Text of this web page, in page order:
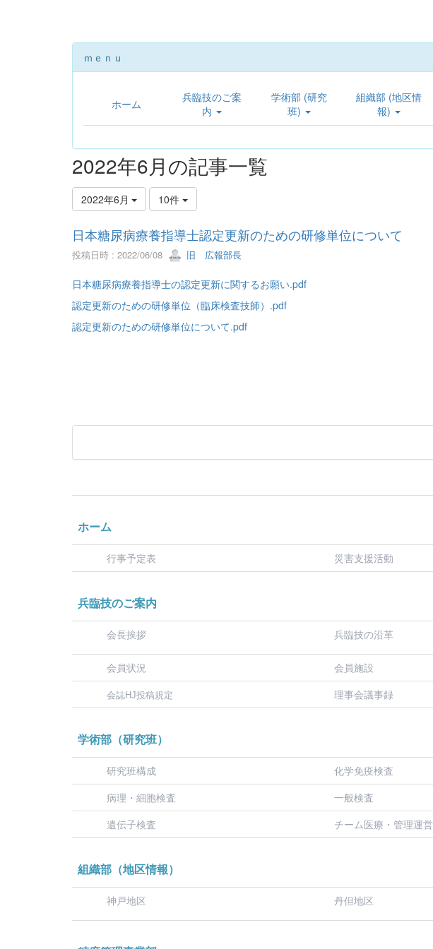
ｍｅｎｕ
ホーム
兵臨技のご案
内
学術部 (研究
班)
組織部 (地区情
報)
2022年6月の記事一覧
2022年6月 10件
日本糖尿病療養指導士認定更新のための研修単位について
投稿日時 : 2022/06/08 旧 広報部長
日本糖尿病療養指導士の認定更新に関するお願い.pdf
認定更新のための研修単位（臨床検査技師）.pdf
認定更新のための研修単位について.pdf
ホーム
行事予定表 災害支援活動
兵臨技のご案内
会長挨拶 兵臨技の沿革
会員状況 会員施設
会誌HJ投稿規定 理事会議事録
学術部（研究班）
研究班構成 化学免疫検査
病理・細胞検査
一般検査
遺伝子検査
チーム医療・管理運営
組織部（地区情報）
神戸地区 丹但地区